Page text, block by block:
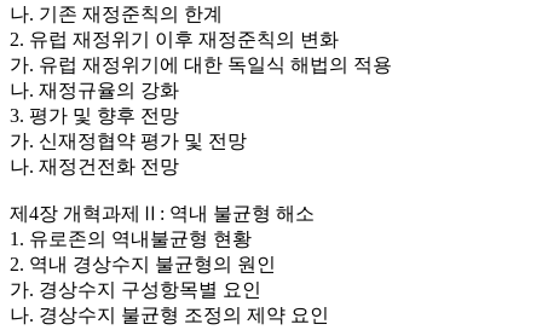
나. 기존 재정준칙의 한계
2. 유럽 재정위기 이후 재정준칙의 변화
가. 유럽 재정위기에 대한 독일식 해법의 적용
나. 재정규율의 강화
3. 평가 및 향후 전망
가. 신재정협약 평가 및 전망
나. 재정건전화 전망
제4장 개혁과제Ⅱ: 역내 불균형 해소
1. 유로존의 역내불균형 현황
2. 역내 경상수지 불균형의 원인
가. 경상수지 구성항목별 요인
나. 경상수지 불균형 조정의 제약 요인